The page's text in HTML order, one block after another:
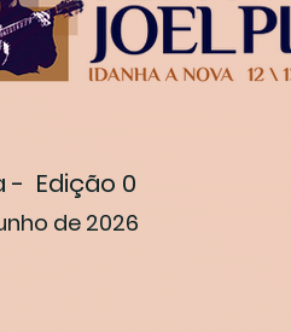
- Edição 0
de 2026